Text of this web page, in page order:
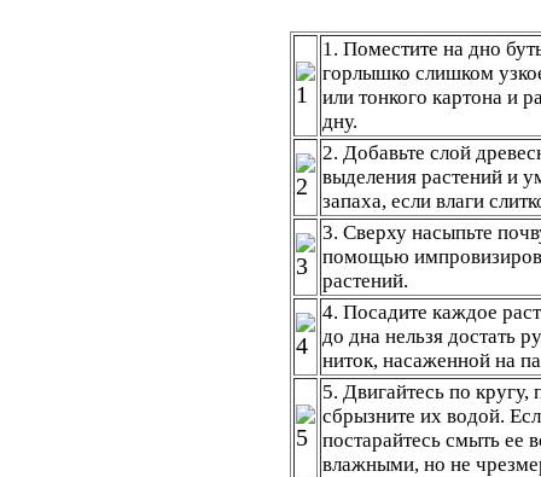
1. Поместите на дно
горлышко слишком
или тонкого картона и
дну.
2. Добавьте слой
выделения растений и
запаха, если влаги
3. Сверху насыпьте
помощью
растений.
4. Посадите каждое
до дна нельзя достать
ниток, насаженной на
5. Двигайтесь по кругу,
сбрызните их водой.
постарайтесь смыть ее
влажными, но не